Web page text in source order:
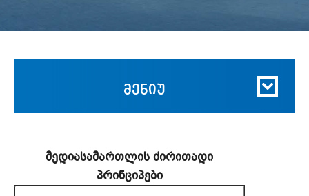
მენიუ
მედიასამართლის ძირითადი
პრინციპები